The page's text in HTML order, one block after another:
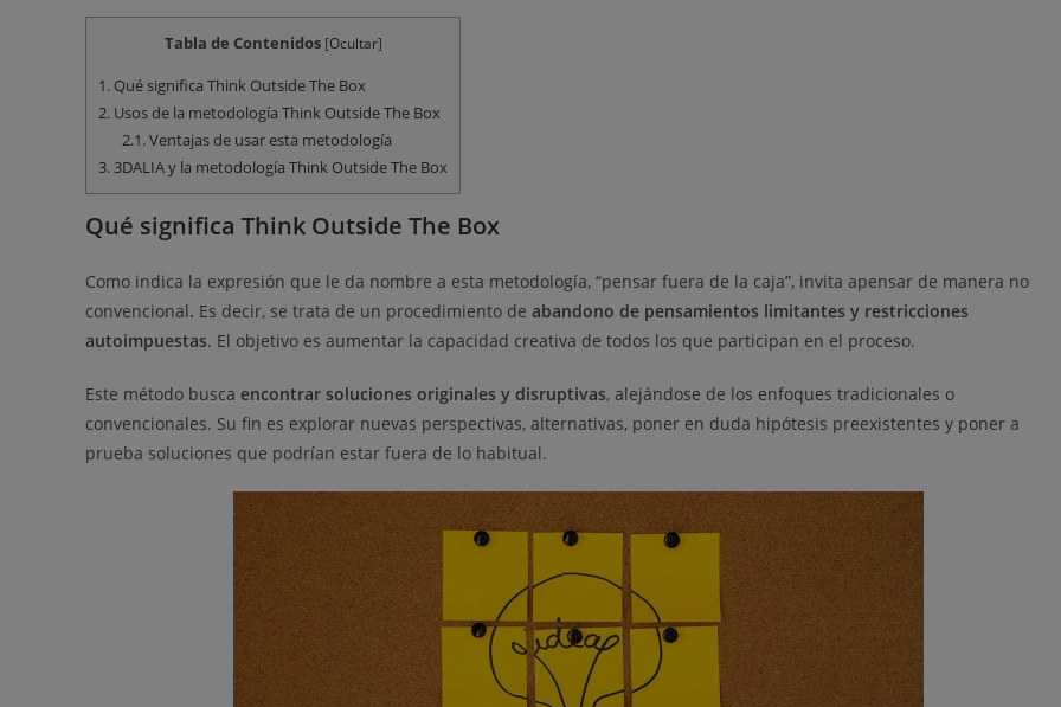
Tabla de Contenidos [Ocultar]
1. Qué significa Think Outside The Box
2. Usos de la metodología Think Outside The Box
2.1.Ventajas de usar esta metodología
3. 3DALIA y la metodología Think Outside The Box
Qué significa Think Outside The Box
Como indica la expresión que le da nombre a esta metodología, “pensar fuera de la caja”, invita apensar de manera no
convencional. Es decir, se trata de un procedimiento de abandono de pensamientos limitantes y restricciones
autoimpuestas. El objetivo es aumentar la capacidad creativa de todos los que participan en el proceso.
Este método busca encontrar soluciones originales y disruptivas, alejándose de los enfoques tradicionales o
convencionales. Su fin es explorar nuevas perspectivas, alternativas, poner en duda hipótesis preexistentes y poner a
prueba soluciones que podrían estar fuera de lo habitual.